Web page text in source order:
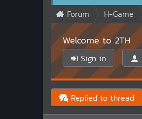
Forum
H-Game
Welcome to 2TH
Sign in
Replied to thread